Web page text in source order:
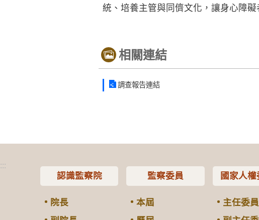
統、培養主管與同儕文化，讓身心障
相關連結
調查報告連結
:::
認識監察院
院長
監察委員
本屆
國家人
主任委員